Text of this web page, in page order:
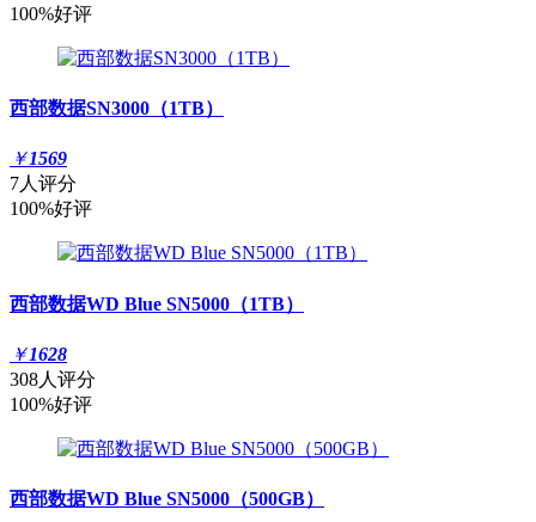
100%好评
西部数据SN3000（1TB）
￥1569
7人评分
100%好评
西部数据WD Blue SN5000（1TB）
￥1628
308人评分
100%好评
西部数据WD Blue SN5000（500GB）